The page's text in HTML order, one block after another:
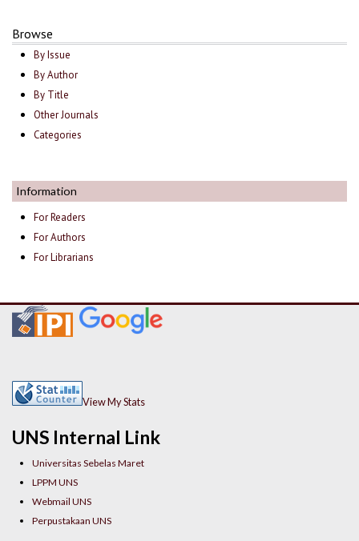
Browse
By Issue
By Author
By Title
Other Journals
Categories
Information
For Readers
For Authors
For Librarians
UNS Internal Link
Universitas Sebelas Maret
LPPM UNS
Webmail UNS
Perpustakaan UNS
View My Stats